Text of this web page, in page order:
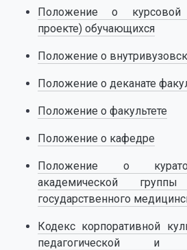
Положение о курсовой
проекте) обучающихся
Положение о
Положение о деканате
Положение о факультете
Положение о кафедре
Положение о
академической группы
государственного
Кодекс корпоративной
педагогической и